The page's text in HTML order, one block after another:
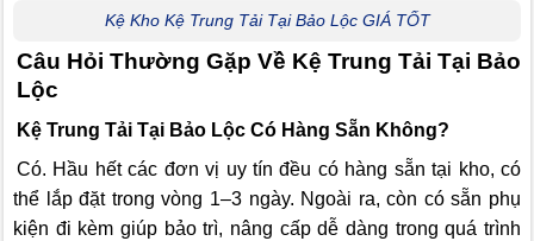
Kệ Kho Kệ Trung Tải Tại Bảo Lộc GIÁ TỐT
Câu Hỏi Thường Gặp Về Kệ Trung Tải Tại Bảo
Lộc
Kệ Trung Tải Tại Bảo Lộc Có Hàng Sẵn Không?
Có. Hầu hết các đơn vị uy tín đều có hàng sẵn tại kho, có
thể lắp đặt trong vòng 1–3 ngày. Ngoài ra, còn có sẵn phụ
kiện đi kèm giúp bảo trì, nâng cấp dễ dàng trong quá trình